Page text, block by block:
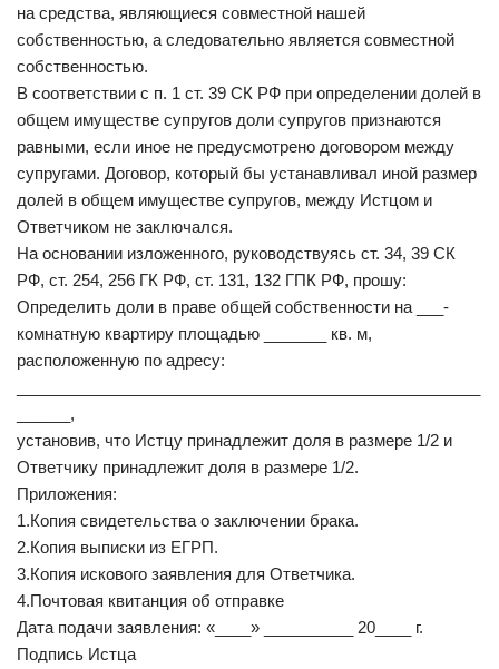
на средства, являющиеся совместной нашей
собственностью, а следовательно является совместной
собственностью.
В соответствии с п. 1 ст. 39 СК РФ при определении долей в
общем имуществе супругов доли супругов признаются
равными, если иное не предусмотрено договором между
супругами. Договор, который бы устанавливал иной размер
долей в общем имуществе супругов, между Истцом и
Ответчиком не заключался.
На основании изложенного, руководствуясь ст. 34, 39 СК
РФ, ст. 254, 256 ГК РФ, ст. 131, 132 ГПК РФ, прошу:
Определить доли в праве общей собственности на ___-
комнатную квартиру площадью _______ кв. м,
расположенную по адресу:
______,
установив, что Истцу принадлежит доля в размере 1/2 и
Ответчику принадлежит доля в размере 1/2.
Приложения:
1.Копия свидетельства о заключении брака.
2.Копия выписки из ЕГРП.
3.Копия искового заявления для Ответчика.
4.Почтовая квитанция об отправке
Дата подачи заявления: «____» __________ 20____ г.
Подпись Истца